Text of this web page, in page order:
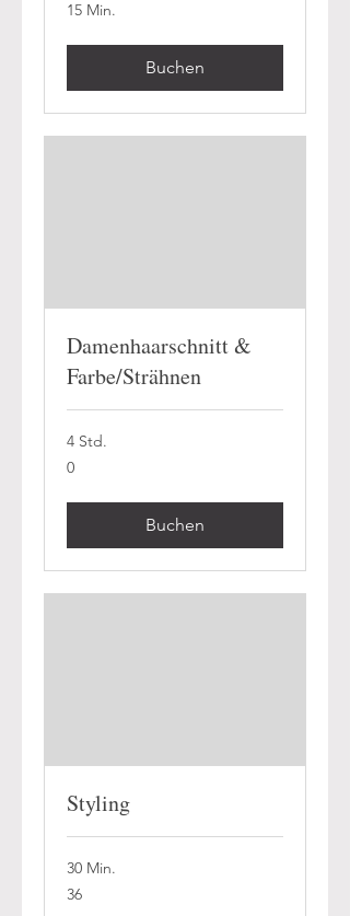
15 Min.
Buchen
Damenhaarschnitt &
Farbe/Strähnen
4 Std.
0
0
Buchen
Styling
30 Min.
36
36